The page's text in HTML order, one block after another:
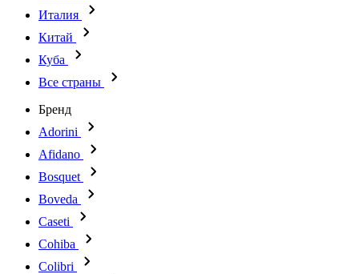
Италия
Китай
Куба
Все страны
Бренд
Adorini
Afidano
Bosquet
Boveda
Caseti
Cohiba
Colibri